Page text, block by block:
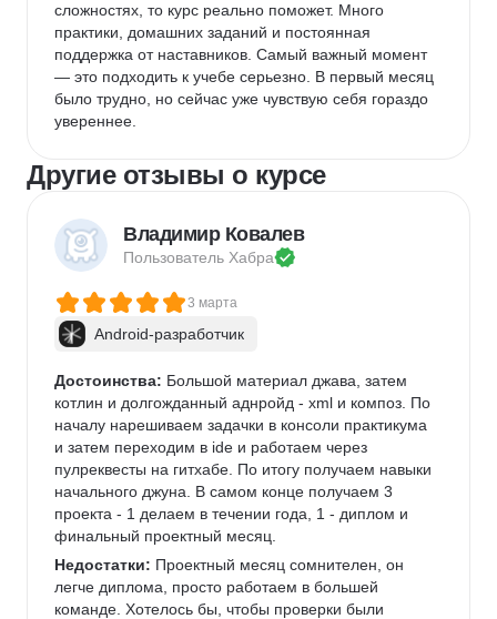
сложностях, то курс реально поможет. Много
практики, домашних заданий и постоянная
поддержка от наставников. Самый важный момент
— это подходить к учебе серьезно. В первый месяц
было трудно, но сейчас уже чувствую себя гораздо
увереннее.
Другие отзывы о курсе
Владимир Ковалев
Пользователь Хабра
3 марта
Android-разработчик
Достоинства: Большой материал джава, затем
котлин и долгожданный аднройд - xml и композ. По
началу нарешиваем задачки в консоли практикума
и затем переходим в ide и работаем через
пулреквесты на гитхабе. По итогу получаем навыки
начального джуна. В самом конце получаем 3
проекта - 1 делаем в течении года, 1 - диплом и
финальный проектный месяц.
Недостатки: Проектный месяц сомнителен, он
легче диплома, просто работаем в большей
команде. Хотелось бы, чтобы проверки были